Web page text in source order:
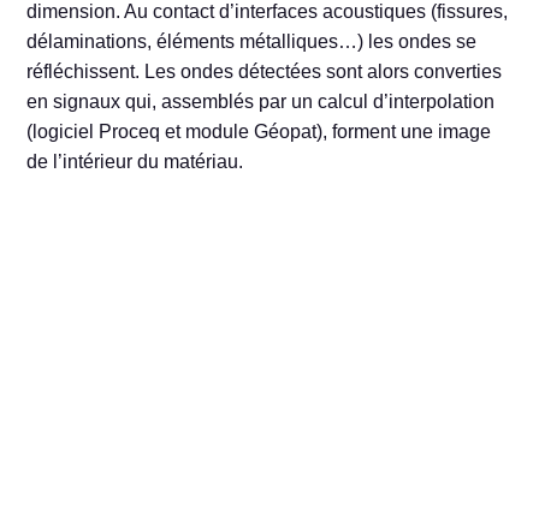
dimension. Au contact d’interfaces acoustiques (fissures,
délaminations, éléments métalliques…) les ondes se
réfléchissent. Les ondes détectées sont alors converties
en signaux qui, assemblés par un calcul d’interpolation
(logiciel Proceq et module Géopat), forment une image
de l’intérieur du matériau.